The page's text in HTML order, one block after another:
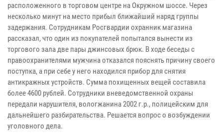
расположенного в торговом центре на Окружном шоссе. Через
несколько минут на место прибыл ближайший наряд группы
задержания. Сотрудникам Росгвардии охранник магазина
рассказал, что один из покупателей попытался вынести из
торгового зала две пары джинсовых брюк. В ходе беседы с
правоохранителями мужчина отказался пояснять причину своего
поступка, а при себе у него находился прибор для снятия
антикражных устройств. Сумма похищенных вещей составила
более 4600 рублей. Сотрудники вневедомственной охраны
передали нарушителя, вологжанина 2002 г.р., полицейским для
дальнейшего разбирательства. Решается вопрос о возбуждении
уголовного дела.